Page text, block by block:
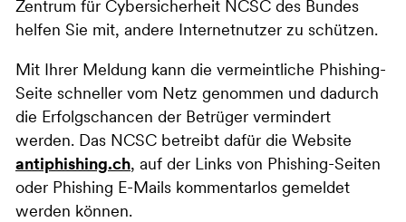
Zentrum für Cybersicherheit NCSC des Bundes
helfen Sie mit, andere Internetnutzer zu schützen.
Mit Ihrer Meldung kann die vermeintliche Phishing-
Seite schneller vom Netz genommen und dadurch
die Erfolgschancen der Betrüger vermindert
werden. Das NCSC betreibt dafür die Website
antiphishing.ch, auf der Links von Phishing-Seiten
oder Phishing E-Mails kommentarlos gemeldet
werden können.